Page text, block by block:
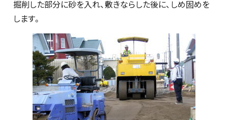
掘削した部分に砂を入れ、敷きならした後に、しめ固めを
します。